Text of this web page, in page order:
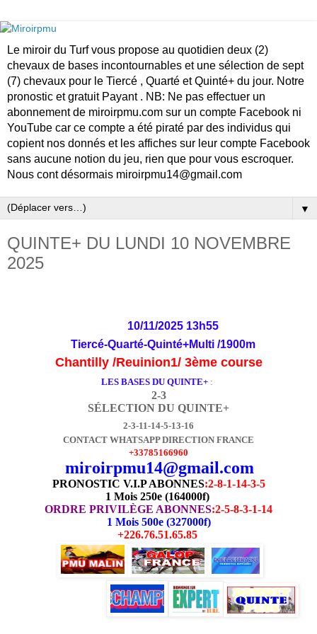
Le miroir du Turf vous propose au quotidien deux (2)
chevaux de bases incontournables et une sélection de sept
(7) chevaux pour le Tiercé , Quarté et Quinté+ du jour. Notre
pronostic et gratuit Payant . NB: Ne pas effectuer un
abonnement de miroirpmu.com sur un compte Facebook ni
YouTube car ce compte a été piraté par des individus qui
copient nos donnés et les affiches sur leur compte Facebook
sans aucune notion du jeu, rien que pour vous escroquer.
Nous cont désormais miroirpmu14@gmail.com
▼
QUINTE+ DU LUNDI 10 NOVEMBRE
2025
10/11/2025 13h55
Tiercé-Quarté-Quinté+Multi /1900m
Chantilly /Reuinion1/ 3ème course
LES BASES DU QUINTE+ :
2-3
SÉLECTION DU QUINTE+
2-3-11-14-5-13-16
CONTACT WHATSAPP DIRECTION FRANCE
+33785166960
miroirpmu14@gmail.com
PRONOSTIC V.I.P ABONNES:2-8-1-14-3-5
1 Mois 250e (164000f)
ORDRE PRIVILÈGE ABONNES:2-5-8-3-1-14
1 Mois 500e (327000f)
+226.76.51.65.85